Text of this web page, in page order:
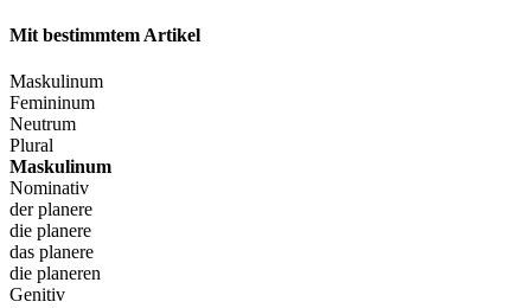
Mit bestimmtem Artikel
Maskulinum
Femininum
Neutrum
Plural
Maskulinum
Nominativ
der planere
die planere
das planere
die planeren
Genitiv